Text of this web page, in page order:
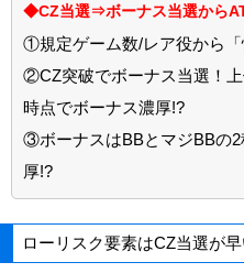
◆CZ当選⇒ボーナス当選から
①規定ゲーム数/レア役から
②CZ突破でボーナス当選！
時点でボーナス濃厚!?
③ボーナスはBBとマジBBの2
厚!?
ローリスク要素はCZ当選が